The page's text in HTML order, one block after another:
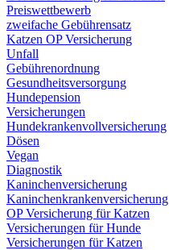
Preiswettbewerb
zweifache Gebührensatz
Katzen OP Versicherung
Unfall
Gebührenordnung
Gesundheitsversorgung
Hundepension
Versicherungen
Hundekrankenvollversicherung
Dösen
Vegan
Diagnostik
Kaninchenversicherung
Kaninchenkrankenversicherung
OP Versicherung für Katzen
Versicherungen für Hunde
Versicherungen für Katzen